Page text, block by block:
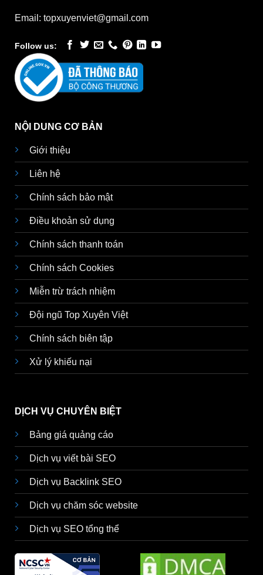
Email: topxuyenviet@gmail.com
Follow us:
NỘI DUNG CƠ BẢN
Giới thiệu
Liên hệ
Chính sách bảo mật
Điều khoản sử dụng
Chính sách thanh toán
Chính sách Cookies
Miễn trừ trách nhiệm
Đội ngũ Top Xuyên Việt
Chính sách biên tập
Xử lý khiếu nại
DỊCH VỤ CHUYÊN BIỆT
Bảng giá quảng cáo
Dịch vụ viết bài SEO
Dịch vụ Backlink SEO
Dịch vụ chăm sóc website
Dịch vụ SEO tổng thể